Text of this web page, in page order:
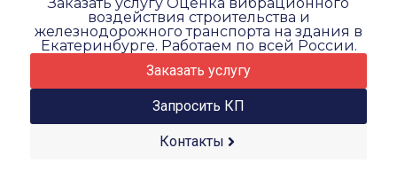
воздействия строительства и
железнодорожного транспорта на здания в
Екатеринбурге. Работаем по всей России.
Заказать услугу
Запросить КП
Контакты